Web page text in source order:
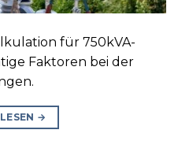
für 750kVA-
Faktoren bei der
→